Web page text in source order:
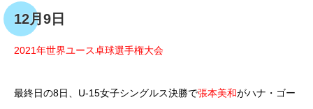
12月9日
2021年世界ユース卓球選手権大会
最終日の8日、U-15女子シングルス決勝で張本美和がハナ・ゴー